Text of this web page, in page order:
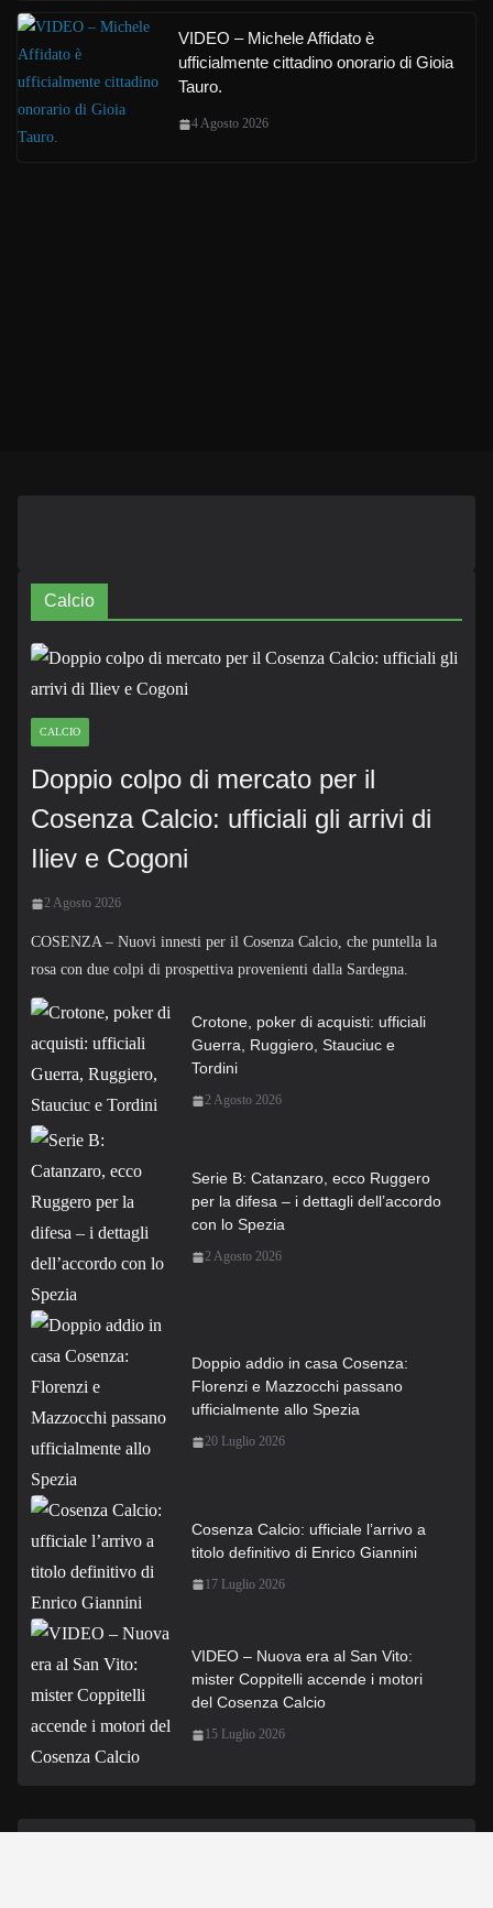
VIDEO – Michele Affidato è
ufficialmente cittadino onorario di Gioia
Tauro.
4 Agosto 2026
Calcio
CALCIO
Doppio colpo di mercato per il
Cosenza Calcio: ufficiali gli arrivi di
Iliev e Cogoni
2 Agosto 2026
COSENZA – Nuovi innesti per il Cosenza Calcio, che puntella la
rosa con due colpi di prospettiva provenienti dalla Sardegna.
Crotone, poker di acquisti: ufficiali
Guerra, Ruggiero, Stauciuc e
Tordini
2 Agosto 2026
Serie B: Catanzaro, ecco Ruggero
per la difesa – i dettagli dell’accordo
con lo Spezia
2 Agosto 2026
Doppio addio in casa Cosenza:
Florenzi e Mazzocchi passano
ufficialmente allo Spezia
20 Luglio 2026
Cosenza Calcio: ufficiale l’arrivo a
titolo definitivo di Enrico Giannini
17 Luglio 2026
VIDEO – Nuova era al San Vito:
mister Coppitelli accende i motori
del Cosenza Calcio
15 Luglio 2026